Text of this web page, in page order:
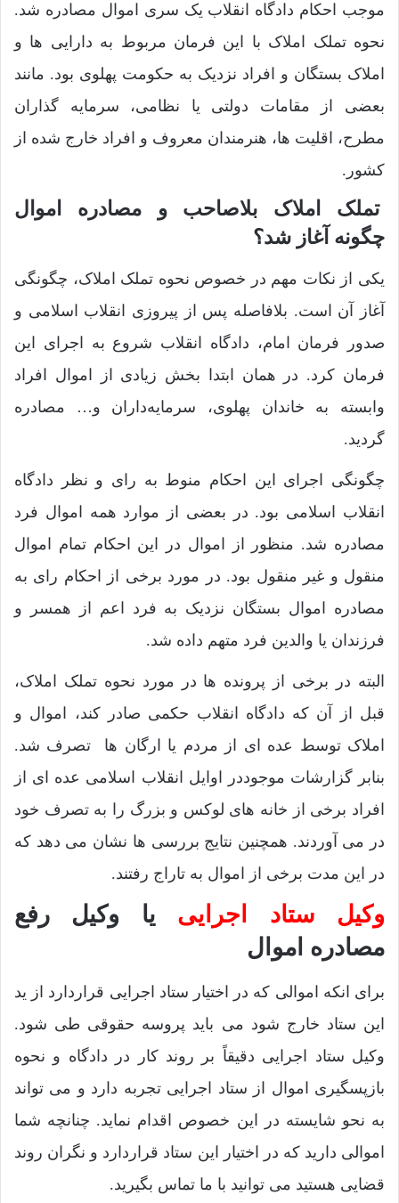
موجب احکام دادگاه انقلاب یک سری اموال مصادره شد.
نحوه تملک املاک با این فرمان مربوط به دارایی ها و
املاک بستگان و افراد نزدیک به حکومت پهلوی بود. مانند
بعضی از مقامات دولتی یا نظامی، سرمایه گذاران
مطرح، اقلیت ها، هنرمندان معروف و افراد خارج شده از
کشور.
تملک املاک بلاصاحب و مصادره اموال
چگونه آغاز شد؟
یکی از نکات مهم در خصوص نحوه تملک املاک، چگونگی
آغاز آن است. بلافاصله پس از پیروزی انقلاب اسلامی و
صدور فرمان امام، دادگاه انقلاب شروع به اجرای این
فرمان کرد. در همان ابتدا بخش زیادی از اموال افراد
وابسته به خاندان پهلوی، سرمایه‌داران و… مصادره
گردید.
چگونگی اجرای این احکام منوط به رای و نظر دادگاه
انقلاب اسلامی بود. در بعضی از موارد همه اموال فرد
مصادره شد. منظور از اموال در این احکام تمام اموال
منقول و غیر منقول بود. در مورد برخی از احکام رای به
مصادره اموال بستگان نزدیک به فرد اعم از همسر و
فرزندان یا والدین فرد متهم داده شد.
البته در برخی از پرونده ها در مورد نحوه تملک املاک،
قبل از آن که دادگاه انقلاب حکمی صادر کند، اموال و
املاک توسط عده ای از مردم یا ارگان ها تصرف شد.
بنابر گزارشات موجوددر اوایل انقلاب اسلامی عده ای از
افراد برخی از خانه های لوکس و بزرگ را به تصرف خود
در می آوردند. همچنین نتایج بررسی ها نشان می دهد که
در این مدت برخی از اموال به تاراج رفتند.
وکیل ستاد اجرایی
یا وکیل رفع
مصادره اموال
برای انکه اموالی که در اختیار ستاد اجرایی قراردارد از ید
این ستاد خارج شود می باید پروسه حقوقی طی شود.
وکیل ستاد اجرایی دقیقاً بر روند کار در دادگاه و نحوه
بازپسگیری اموال از ستاد اجرایی تجربه دارد و می تواند
به نحو شایسته در این خصوص اقدام نماید. چنانچه شما
اموالی دارید که در اختیار این ستاد قراردارد و نگران روند
قضایی هستید می توانید با ما تماس بگیرید.